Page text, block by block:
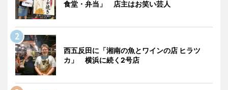
食堂・弁当」 店主はお笑い芸人
西五反田に「湘南の魚とワインの店 ヒラツ
カ」 横浜に続く2号店